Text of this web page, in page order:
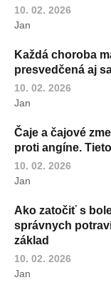
10. 02. 2026
Jan
Každá choroba
presvedčená aj
10. 02. 2026
Jan
Čaje a čajové
proti angíne.
10. 02. 2026
Jan
Ako zatočiť s
správnych
základ
10. 02. 2026
Jan